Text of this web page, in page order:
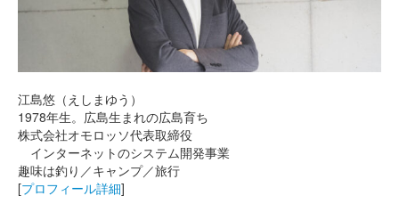
江島悠（えしまゆう）
1978年生。広島生まれの広島育ち
株式会社オモロッソ代表取締役
インターネットのシステム開発事業
趣味は釣り／キャンプ／旅行
[プロフィール詳細]